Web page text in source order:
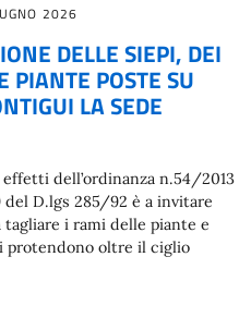
2026
DELLE SIEPI, DEI
PIANTE POSTE SU
LA SEDE
dell’ordinanza n.54/2013
del D.lgs 285/92 è a invitare
i rami delle piante e
protendono oltre il ciglio